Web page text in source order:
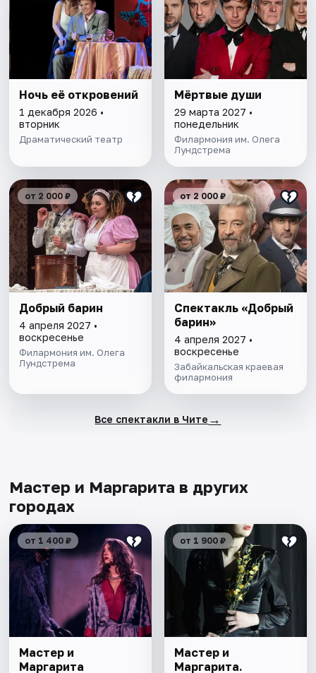
Ночь её откровений
1 декабря 2026 •
вторник
Драматический театр
Мёртвые души
29 марта 2027 •
понедельник
Филармония им. Олега
Лундстрема
от 2 000 ₽
Добрый барин
4 апреля 2027 •
воскресенье
Филармония им. Олега
Лундстрема
от 2 000 ₽
Спектакль «Добрый
барин»
4 апреля 2027 •
воскресенье
Забайкальская краевая
филармония
Все спектакли в Чите →
Мастер и Маргарита в других
городах
от 1 400 ₽
Мастер и
Маргарита
от 1 900 ₽
Мастер и
Маргарита.